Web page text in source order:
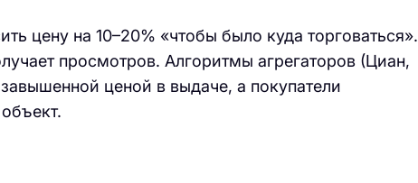
цену на 10–20% «чтобы было куда торговаться».
просмотров. Алгоритмы агрегаторов (Циан,
ценой в выдаче, а покупатели